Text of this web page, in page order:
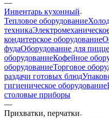
—
Инвентарь кухонный
Тепловое оборудование
техника
кондитерское оборудование
фудаОборудование для
оборудованиеКофейное
оборудованиеТорговое
раздачи готовых блюд
гигиеническое оборудование
столовые приборы
—
Прихватки, перчатки